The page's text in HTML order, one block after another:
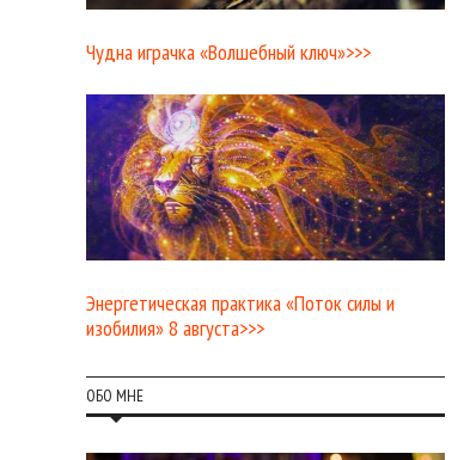
Чудна играчка «Волшебный ключ»>>>
Энергетическая практика «Поток силы и
изобилия» 8 августа>>>
ОБО МНЕ